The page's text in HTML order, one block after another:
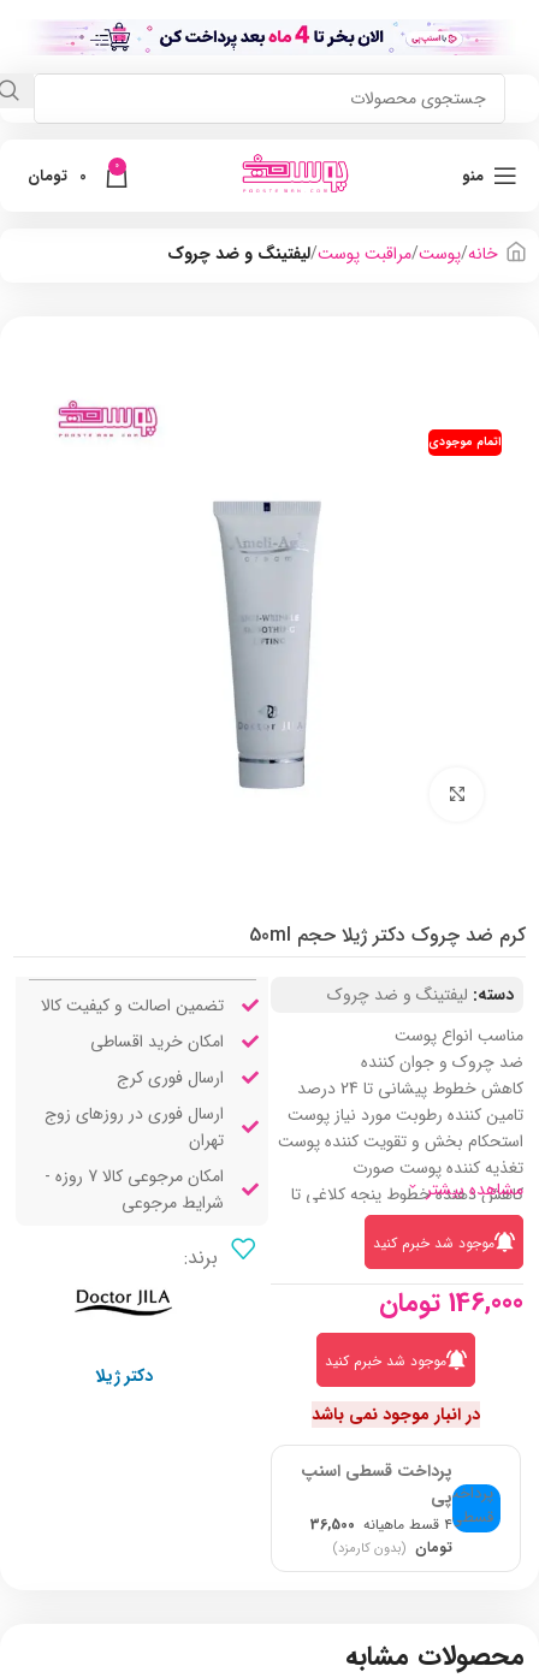
منو 0
0 تومان
خانه پوست مراقبت پوست لیفتینگ و ضد چروک
اتمام موجودی
کرم ضد چروک دکتر ژیلا حجم 50ml
دسته: لیفتینگ و ضد چروک
مناسب انواع پوست
ضد چروک و جوان کننده
کاهش خطوط پیشانی تا 24 درصد
تامین کننده رطوبت مورد نیاز پوست
استحکام بخش و تقویت کننده پوست
تغذیه کننده پوست صورت
کاهش دهنده خطوط پنجه کلاغی تا
72 درصد
افزایش دهنده سنتز کلاژن و الاسیتن
در پوست
نرم کننده و لطافت بخش پوست
مشاهده بیشتر
موجود شد خبرم کنید
146,000 تومان
موجود شد خبرم کنید
در انبار موجود نمی باشد
پرداخت قسطی اسنپ
پی
۴ قسط ماهیانه
36,500
تومان (بدون کارمزد)
تضمین اصالت و کیفیت کالا
امکان خرید اقساطی
ارسال فوری کرج
ارسال فوری در روزهای زوج
تهران
امکان مرجوعی کالا 7 روزه -
شرایط مرجوعی
برند:
دکتر ژیلا
محصولات مشابه